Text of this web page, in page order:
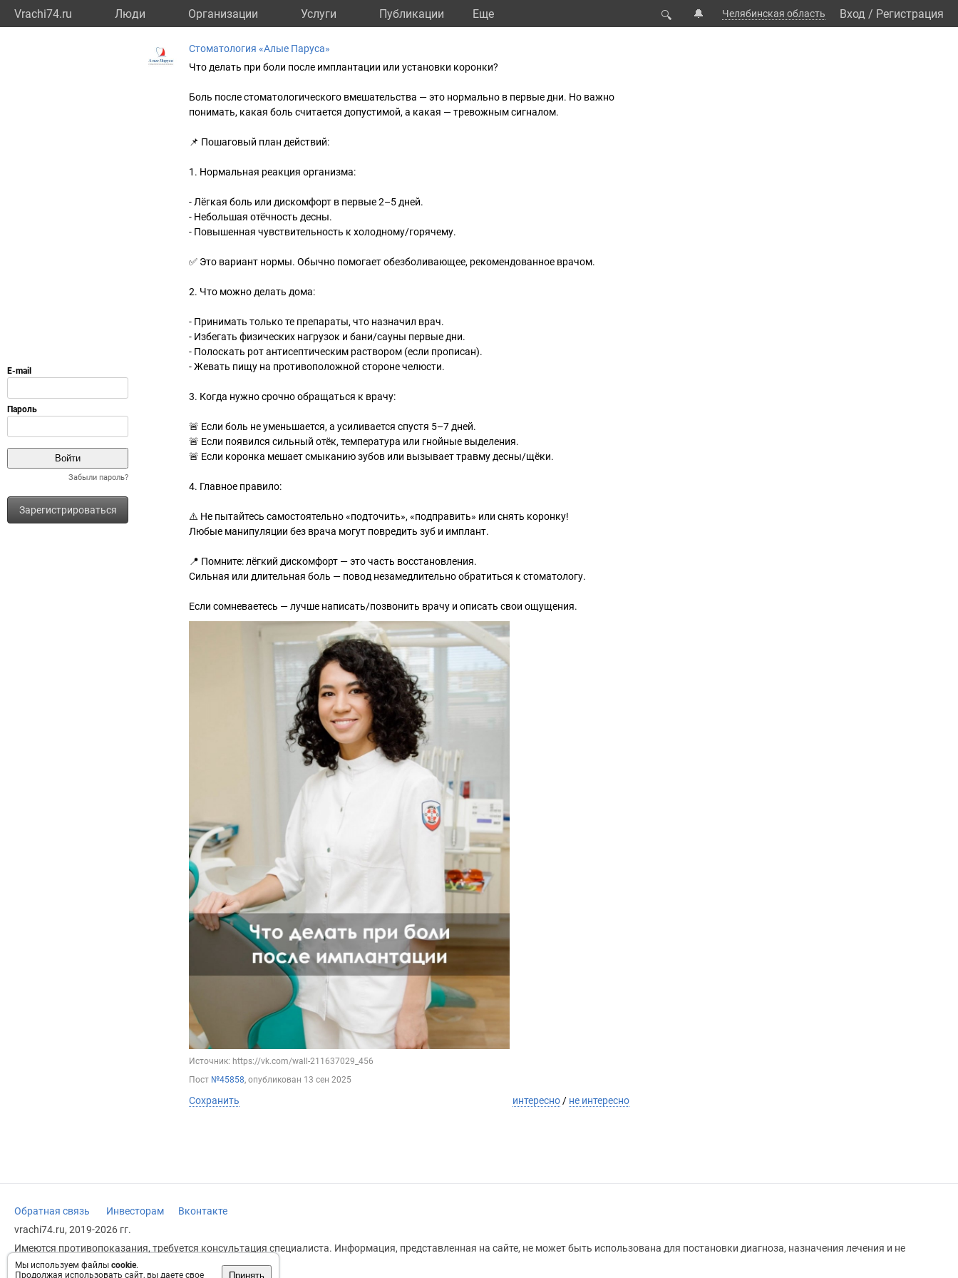
Vrachi74.ru Люди Организации Услуги Публикации Eще 🔍 🔔 Челябинская область Вход / Регистрация
Забыли пароль?
Зарегистрироваться
Мы используем файлы cookie.
Продолжая использовать сайт, вы даете свое
Принять
Стоматология «Алые Паруса»
Что делать при боли после имплантации или установки коронки?
Боль после стоматологического вмешательства — это нормально в первые дни. Но важно
понимать, какая боль считается допустимой, а какая — тревожным сигналом.
📌 Пошаговый план действий:
1. Нормальная реакция организма:
- Лёгкая боль или дискомфорт в первые 2–5 дней.
- Небольшая отёчность десны.
- Повышенная чувствительность к холодному/горячему.
✅ Это вариант нормы. Обычно помогает обезболивающее, рекомендованное врачом.
2. Что можно делать дома:
- Принимать только те препараты, что назначил врач.
- Избегать физических нагрузок и бани/сауны первые дни.
- Полоскать рот антисептическим раствором (если прописан).
- Жевать пищу на противоположной стороне челюсти.
3. Когда нужно срочно обращаться к врачу:
🚨 Если боль не уменьшается, а усиливается спустя 5–7 дней.
🚨 Если появился сильный отёк, температура или гнойные выделения.
🚨 Если коронка мешает смыканию зубов или вызывает травму десны/щёки.
4. Главное правило:
⚠️ Не пытайтесь самостоятельно «подточить», «подправить» или снять коронку!
Любые манипуляции без врача могут повредить зуб и имплант.
📍 Помните: лёгкий дискомфорт — это часть восстановления.
Сильная или длительная боль — повод незамедлительно обратиться к стоматологу.
Если сомневаетесь — лучше написать/позвонить врачу и описать свои ощущения.
Источник: https://vk.com/wall-211637029_456
Пост №45858, опубликован 13 сен 2025
Сохранить интересно / не интересно
Обратная связь Инвесторам
Вконтакте
vrachi74.ru, 2019-2026 гг.
Имеются противопоказания, требуется консультация специалиста. Информация, представленная на сайте, не может быть использована для постановки диагноза, назначения лечения и не
заменяет прием врача.